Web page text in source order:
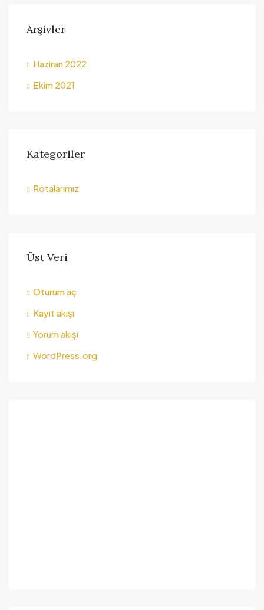
Arşivler
Haziran 2022
Ekim 2021
Kategoriler
Rotalarımız
Üst Veri
Oturum aç
Kayıt akışı
Yorum akışı
WordPress.org